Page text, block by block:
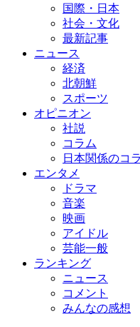
国際・日本
社会・文化
最新記事
ニュース
経済
北朝鮮
スポーツ
オピニオン
社説
コラム
日本関係のコ
エンタメ
ドラマ
音楽
映画
アイドル
芸能一般
ランキング
ニュース
コメント
みんなの感想